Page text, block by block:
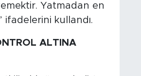
Yatmadan en
ifadelerini kullandı.
ALTINA